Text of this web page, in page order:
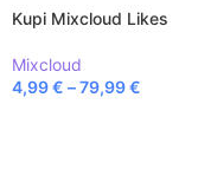
Kupi Mixcloud Likes
Mixcloud
4,99€ –79,99€